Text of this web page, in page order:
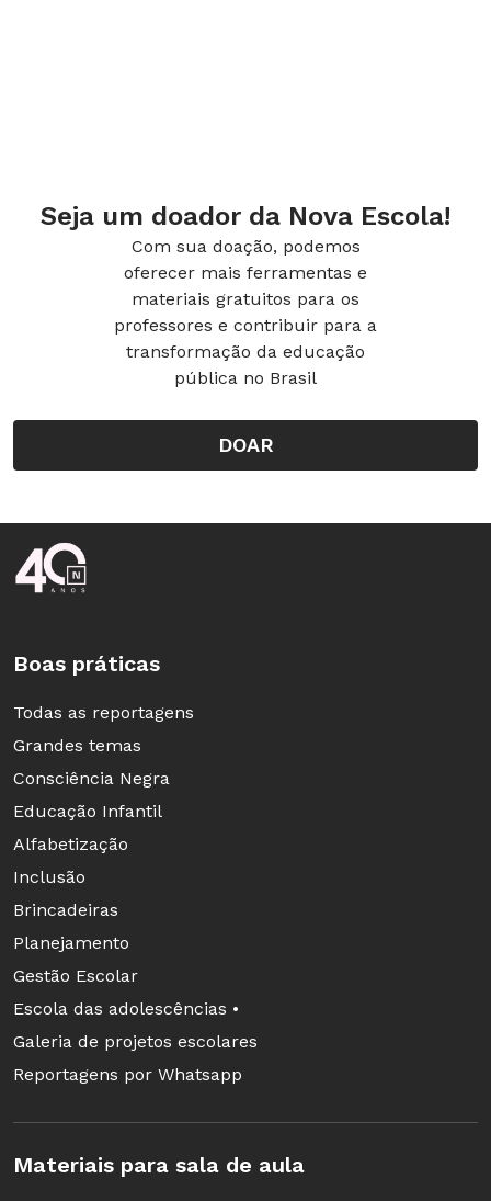
Seja um doador da Nova Escola!
Com sua doação, podemos
oferecer mais ferramentas e
materiais gratuitos para os
professores e contribuir para a
transformação da educação
pública no Brasil
DOAR
Rodapé da Nova Escola
Boas práticas
Todas as reportagens
Grandes temas
Consciência Negra
Educação Infantil
Alfabetização
Inclusão
Brincadeiras
Planejamento
Gestão Escolar
Escola das adolescências •
Galeria de projetos escolares
Reportagens por Whatsapp
Materiais para sala de aula